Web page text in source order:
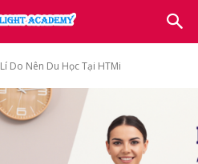
Lí Do Nên Du Học Tại HTMi